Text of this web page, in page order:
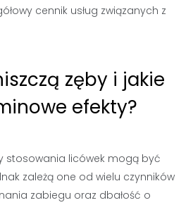
cennik usług związanych z
zęby i jakie
efekty?
stosowania licówek mogą być
zależą one od wielu czynników
zabiegu oraz dbałość o